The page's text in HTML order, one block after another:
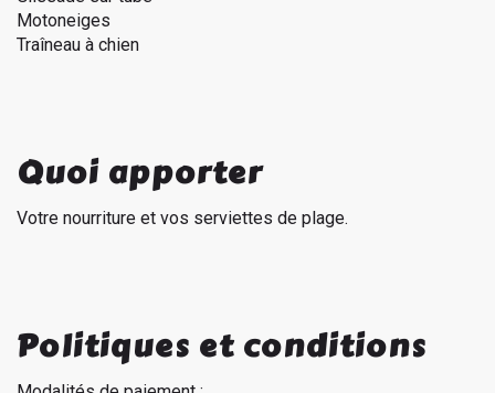
Motoneiges
Traîneau à chien
Quoi apporter
Votre nourriture et vos serviettes de plage.
Politiques et conditions